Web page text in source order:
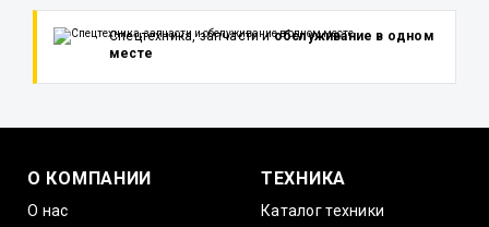
Спецтехника, запчасти иобслуживание в одном
месте
О КОМПАНИИ
О нас
ТЕХНИКА
Каталог техники